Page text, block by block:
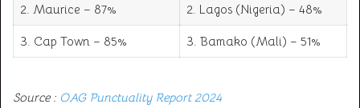
2. Maurice – 87% 2. Lagos (Nigeria) – 48%
3. Cap Town – 85% 3. Bamako (Mali) – 51%
Source : OAG Punctuality Report 2024